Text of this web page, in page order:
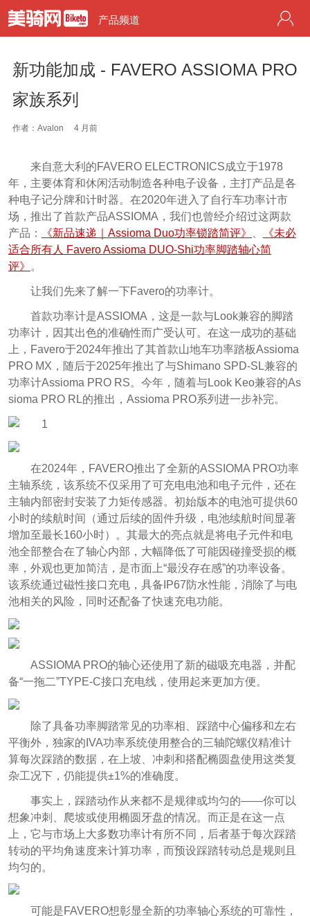
产品频道
新功能加成 - FAVERO ASSIOMA PRO
家族系列
作者：Avalon 4 月前
来自意大利的FAVERO ELECTRONICS成立于1978
年，主要体育和休闲活动制造各种电子设备，主打产品是各
种电子记分牌和计时器。在2020年进入了自行车功率计市
场，推出了首款产品ASSIOMA，我们也曾经介绍过这两款
产品：
《新品速递｜Assioma Duo功率锁踏简评》
《未必
适合所有人 Favero Assioma DUO-Shi功率脚踏轴心简
评》
。
让我们先来了解一下Favero的功率计。
首款功率计是ASSIOMA，这是一款与Look兼容的脚踏
功率计，因其出色的准确性而广受认可。在这一成功的基础
上，Favero于2024年推出了其首款山地车功率踏板Assioma
PRO MX，随后于2025年推出了与Shimano SPD-SL兼容的
功率计Assioma PRO RS。今年，随着与Look Keo兼容的As
sioma PRO RL的推出，Assioma PRO系列进一步补完。
在2024年，FAVERO推出了全新的ASSIOMA PRO功率
主轴系统，该系统不仅采用了可充电电池和电子元件，还在
主轴内部密封安装了力矩传感器。初始版本的电池可提供60
小时的续航时间（通过后续的固件升级，电池续航时间显著
增加至最长160小时）。其最大的亮点就是将电子元件和电
池全部整合在了轴心内部，大幅降低了可能因碰撞受损的概
率，外观也更加简洁，是市面上“最没存在感”的功率设备。
该系统通过磁性接口充电，具备IP67防水性能，消除了与电
池相关的风险，同时还配备了快速充电功能。
ASSIOMA PRO的轴心还使用了新的磁吸充电器，并配
备“一拖二”TYPE-C接口充电线，使用起来更加方便。
除了具备功率脚踏常见的功率相、踩踏中心偏移和左右
平衡外，独家的IVA功率系统使用整合的三轴陀螺仪精准计
算每次踩踏的数据，在上坡、冲刺和搭配椭圆盘使用这类复
杂工况下，仍能提供±1%的准确度。
事实上，踩踏动作从来都不是规律或均匀的——你可以
想象冲刺、爬坡或使用椭圆牙盘的情况。而正是在这一点
上，它与市场上大多数功率计有所不同，后者基于每次踩踏
转动的平均角速度来计算功率，而预设踩踏转动总是规则且
均匀的。
可能是FAVERO想彰显全新的功率轴心系统的可靠性，